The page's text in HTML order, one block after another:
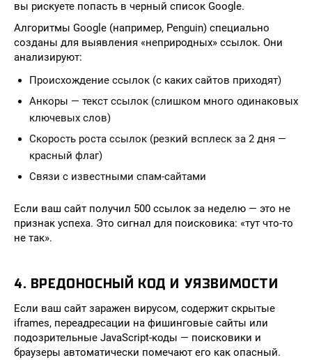
вы рискуете попасть в черный список Google.
Алгоритмы Google (например, Penguin) специально
созданы для выявления «неприродных» ссылок. Они
анализируют:
Происхождение ссылок (с каких сайтов приходят)
Анкоры — текст ссылок (слишком много одинаковых
ключевых слов)
Скорость роста ссылок (резкий всплеск за 2 дня —
красный флаг)
Связи с известными спам-сайтами
Если ваш сайт получил 500 ссылок за неделю — это не
признак успеха. Это сигнал для поисковика: «тут что-то
не так».
4. ВРЕДОНОСНЫЙ КОД И УЯЗВИМОСТИ
Если ваш сайт заражен вирусом, содержит скрытые
iframes, переадресации на фишинговые сайты или
подозрительные JavaScript-коды — поисковики и
браузеры автоматически помечают его как опасный.